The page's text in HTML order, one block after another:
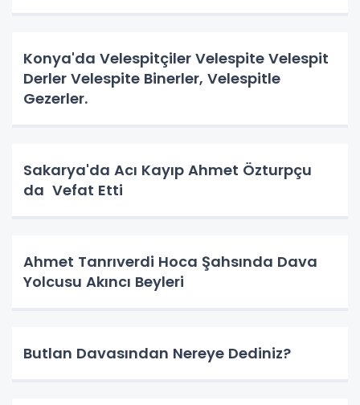
Konya'da Velespitçiler Velespite Velespit
Derler Velespite Binerler, Velespitle
Gezerler.
Sakarya'da Acı Kayıp Ahmet Özturpçu
da Vefat Etti
Ahmet Tanrıverdi Hoca Şahsında Dava
Yolcusu Akıncı Beyleri
Butlan Davasından Nereye Dediniz?